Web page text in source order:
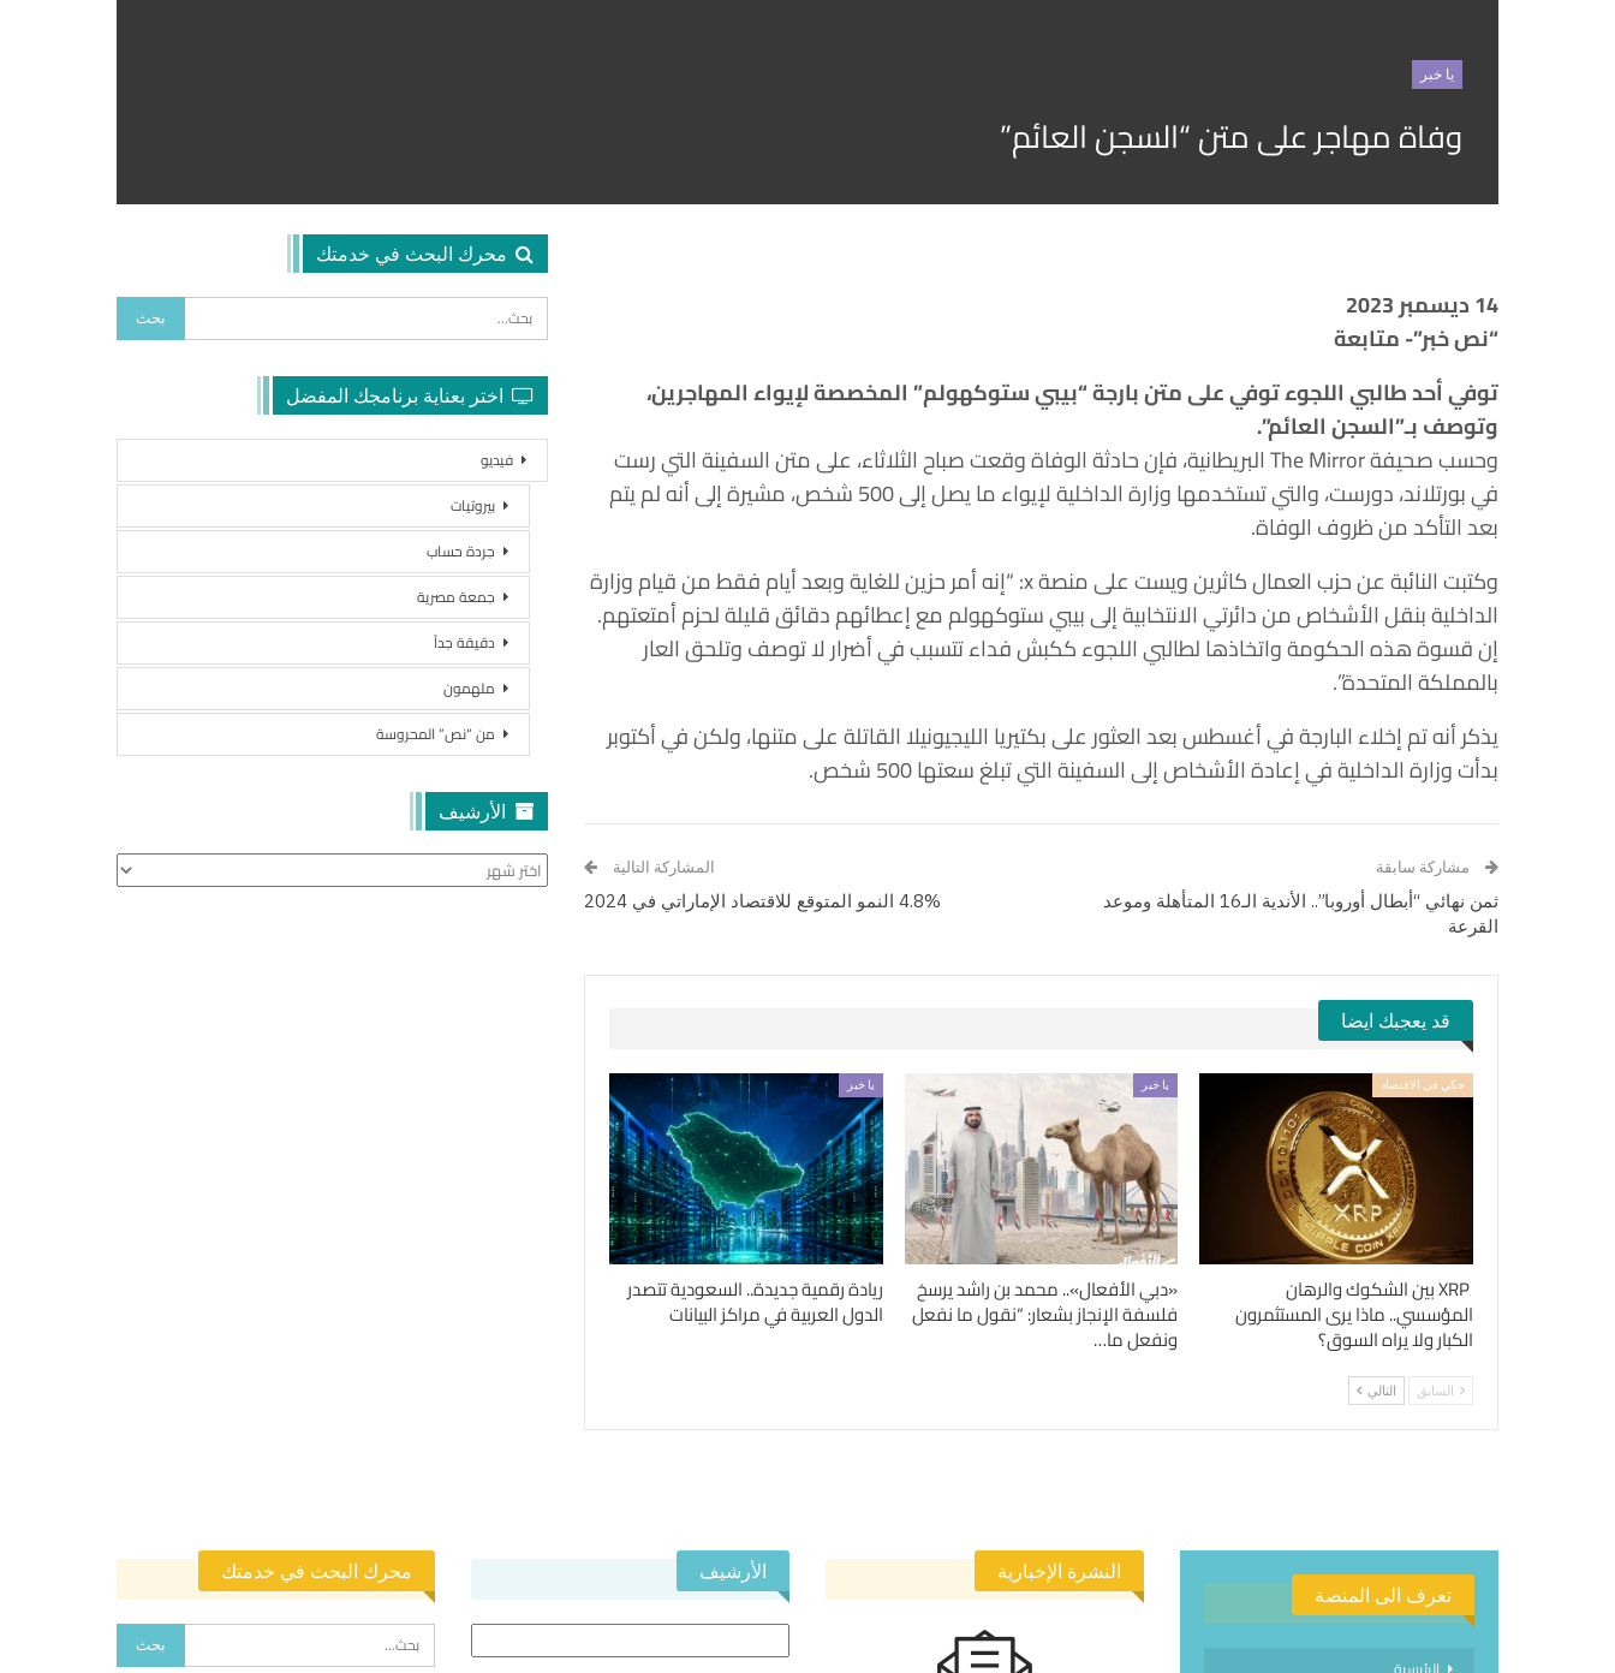
يا خبر
وفاة مهاجر على متن “السجن العائم”
14 ديسمبر 2023
“نص خبر”- متابعة
توفي أحد طالبي اللجوء توفي على متن بارجة “بيبي ستوكهولم” المخصصة لإيواء المهاجرين،
وتوصف بـ”السجن العائم”.
وحسب صحيفة The Mirror البريطانية، فإن حادثة الوفاة وقعت صباح الثلاثاء، على متن السفينة التي رست
في بورتلاند، دورست، والتي تستخدمها وزارة الداخلية لإيواء ما يصل إلى 500 شخص، مشيرة إلى أنه لم يتم
بعد التأكد من ظروف الوفاة.
وكتبت النائبة عن حزب العمال كاثرين ويست على منصة x: “إنه أمر حزين للغاية وبعد أيام فقط من قيام وزارة
الداخلية بنقل الأشخاص من دائرتي الانتخابية إلى بيبي ستوكهولم مع إعطائهم دقائق قليلة لحزم أمتعتهم.
إن قسوة هذه الحكومة واتخاذها لطالبي اللجوء ككبش فداء تتسبب في أضرار لا توصف وتلحق العار
بالمملكة المتحدة”.
يذكر أنه تم إخلاء البارجة في أغسطس بعد العثور على بكتيريا الليجيونيلا القاتلة على متنها، ولكن في أكتوبر
بدأت وزارة الداخلية في إعادة الأشخاص إلى السفينة التي تبلغ سعتها 500 شخص.
مشاركة سابقة
ثمن نهائي “أبطال أوروبا”.. الأندية الـ16 المتأهلة وموعد
القرعة
المشاركة التالية
4.8% النمو المتوقع للاقتصاد الإماراتي في 2024
قد يعجبك ايضا
حكي في الاقتصاد
XRP بين الشكوك والرهان
المؤسسي.. ماذا يرى المستثمرون
الكبار ولا يراه السوق؟
يا خبر
«دبي الأفعال».. محمد بن راشد يرسخ
فلسفة الإنجاز بشعار: “نقول ما نفعل
ونفعل ما…
يا خبر
ريادة رقمية جديدة.. السعودية تتصدر
الدول العربية في مراكز البيانات
السابق التالي
محرك البحث في خدمتك
اختر بعناية برنامجك المفضل
فيديو
بيروتيات
جردة حساب
جمعة مصرية
دقيقة جداً
ملهمون
من “نص” المحروسة
الأرشيف
الأرشيف
تعرف الى المنصة
النشرة الإخبارية الأرشيف محرك البحث في خدمتك